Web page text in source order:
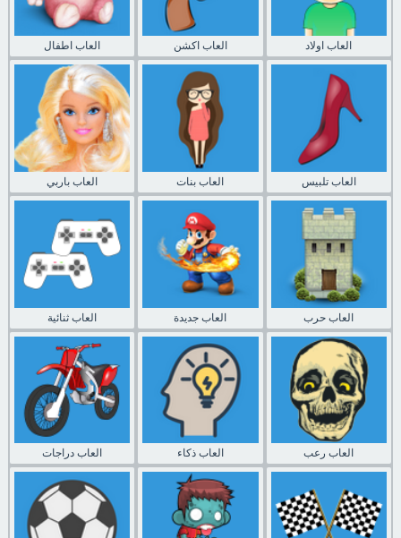
العاب اطفال العاب اكشن العاب اولاد
العاب باربي العاب بنات العاب تلبيس
العاب ثنائية العاب جديدة العاب حرب
العاب دراجات العاب ذكاء العاب رعب